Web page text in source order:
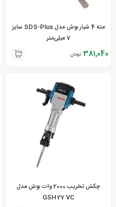
مته 4 شیار بوش مدل SDS-Plus سایز
7 میلی‌متر
381,040 تومان
چکش تخریب 2000 وات بوش مدل
GSH 27 VC